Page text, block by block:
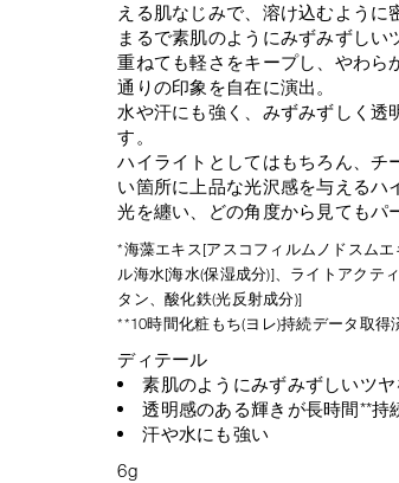
える肌なじみで、溶け込むように
まるで素肌のようにみずみずしい
重ねても軽さをキープし、やわら
通りの印象を自在に演出。
水や汗にも強く、みずみずしく透
す。
ハイライトとしてはもちろん、チ
い箇所に上品な光沢感を与えるハ
光を纏い、どの角度から見てもパ
*海藻エキス[アスコフィルムノドスム
ル海水[海水(保湿成分)]、ライトアクテ
タン、酸化鉄(光反射成分)]
**10時間化粧もち(ヨレ)持続データ取得
ディテール
素肌のようにみずみずしいツヤ
透明感のある輝きが長時間**持
汗や水にも強い
6g